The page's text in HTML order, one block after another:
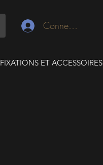
Connexion
FIXATIONS ET ACCESSOIRES